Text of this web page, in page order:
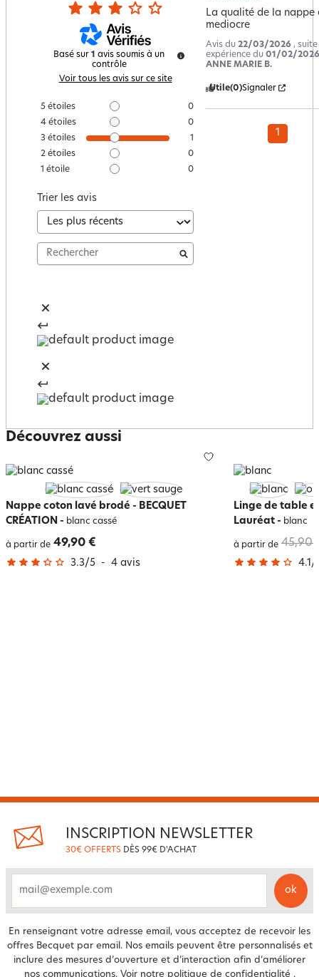
Basé sur 1 avis soumis à un
contrôle
Voir tous les avis sur ce site
5 étoiles
0
4 étoiles
0
3 étoiles
1
2 étoiles
0
1 étoile 0
Trier les avis
La qualité de la nappe
mediocre
Avis du 22/03/2026 , suite
expérience du 01/02/2026
ANNE MARIE B.
Utile(0)Signaler
1
Découvrez aussi
Nappe coton lavé brodé - BECQUET
CRÉATION - blanc cassé
à partir de 49,90 €
3.3/5 - 4 avis
Linge de table
Lauréat - blanc
à partir de 45,90
4.1 /
INSCRIPTION NEWSLETTER
30€ OFFERTS DÈS 99€ D'ACHAT
ok
En renseignant votre adresse email, vous acceptez de recevoir les
offres Becquet par email. Nos emails peuvent être personnalisés et
inclure des mesures d’ouverture et d’interaction afin d’améliorer
nos communications. Voir notre politique de confidentialité .